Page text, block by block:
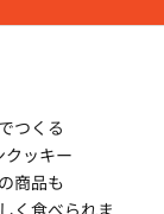
つくる
クッキー
商品も